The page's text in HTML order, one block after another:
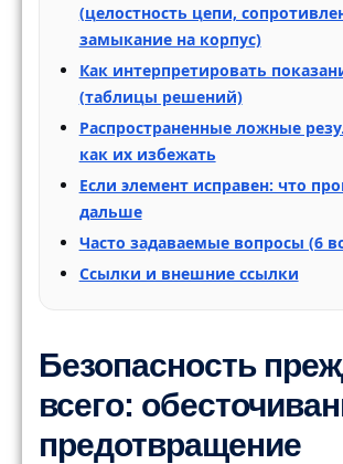
(целостность цепи,
замыкание на корпус)
Как интерпретировать
(таблицы решений)
Распространенные ложные
как их избежать
Если элемент исправен: что
дальше
Часто задаваемые вопросы (6
Ссылки и внешние ссылки
Безопасность
всего:
предотвращение